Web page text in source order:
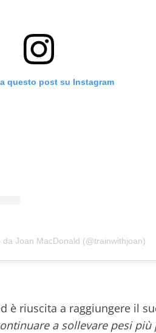
questo post su Instagram
da Joan MacDonald (@trainwithjoan)
è riuscita a raggiungere il
a sollevare pesi